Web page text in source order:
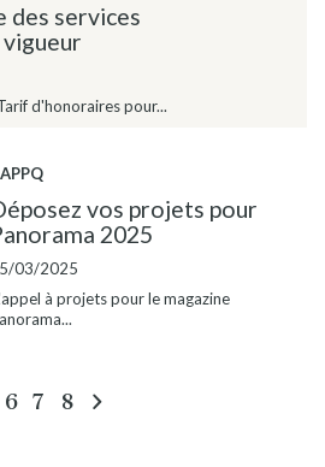
des services
d'honoraires pour...
vos projets pour
2025
03/2025
à projets pour le magazine
6 7 8